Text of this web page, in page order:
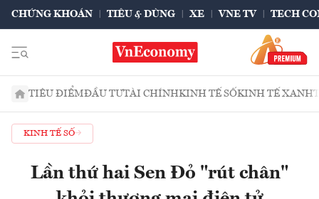
CHỨNG KHOÁN TIÊU & DÙNG XE VNE TV TECH
TIÊU ĐIỂMĐẦU TƯTÀI CHÍNHKINH TẾ SỐKINH TẾ XANH
KINH TẾ SỐ
Lần thứ hai Sen Đỏ "rút chân"